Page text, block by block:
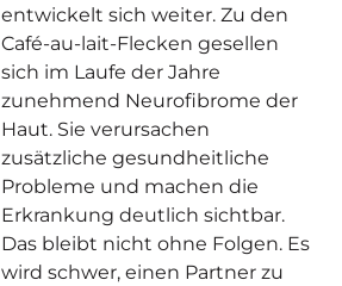
entwickelt sich weiter. Zu den
Café-au-lait-Flecken gesellen
sich im Laufe der Jahre
zunehmend Neurofibrome der
Haut. Sie verursachen
zusätzliche gesundheitliche
Probleme und machen die
Erkrankung deutlich sichtbar.
Das bleibt nicht ohne Folgen. Es
wird schwer, einen Partner zu